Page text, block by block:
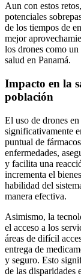
Aun con estos
potenciales
de los tiempos de
mejor
los drones como
salud en Panamá.
Impacto en la
población
El uso de drones
significativamente
puntual de
enfermedades,
y facilita una
incrementa el
habilidad del
manera efectiva.
Asimismo, la
el acceso a los
áreas de difícil
entrega de
y seguro. Esto
de las disparidades